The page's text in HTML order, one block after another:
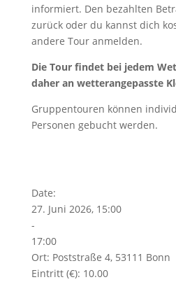
informiert. Den bezahlten
zurück oder du kannst dich
andere Tour anmelden.
Die Tour findet bei jedem
daher an wetterangepasste
Gruppentouren können
Personen gebucht werden.
Date:
27. Juni 2026, 15:00
-
17:00
Ort: Poststraße 4, 53111 Bonn
Eintritt (€): 10.00